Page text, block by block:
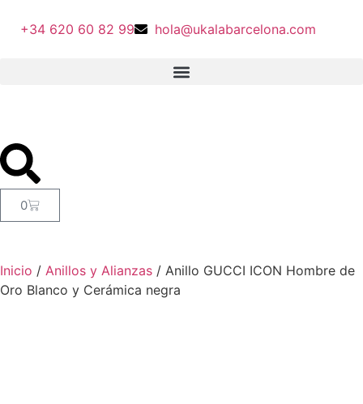
+34 620 60 82 99 hola@ukalabarcelona.com
0
Inicio / Anillos y Alianzas / Anillo GUCCI ICON Hombre de
Oro Blanco y Cerámica negra